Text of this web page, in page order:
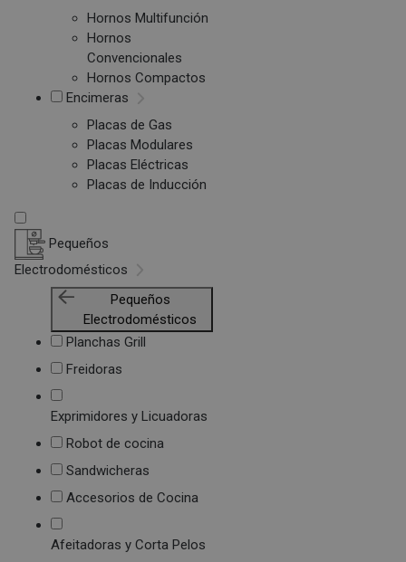
Hornos Multifunción
Hornos
Convencionales
Hornos Compactos
Encimeras
Placas de Gas
Placas Modulares
Placas Eléctricas
Placas de Inducción
Pequeños
Electrodomésticos
Pequeños
Electrodomésticos
Planchas Grill
Freidoras
Exprimidores y Licuadoras
Robot de cocina
Sandwicheras
Accesorios de Cocina
Afeitadoras y Corta Pelos